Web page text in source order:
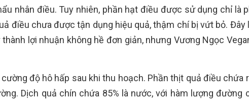
nhân điều. Tuy nhiên, phần hạt điều được sử dụng chỉ là
điều chưa được tận dụng hiệu quả, thậm chí bị vứt bỏ. Đây
lợi nhuận không hề đơn giản, nhưng Vương Ngọc
độ hô hấp sau khi thu hoạch. Phần thịt quả điều chứa
Dịch quả chín chứa 85% là nước, với hàm lượng đường